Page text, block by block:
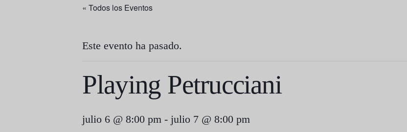
« Todos los Eventos
Este evento ha pasado.
Playing Petrucciani
julio 6 @ 8:00 pm - julio 7 @ 8:00 pm